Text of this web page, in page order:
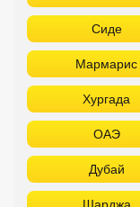
Сиде
Мармарис
Хургада
ОАЭ
Дубай